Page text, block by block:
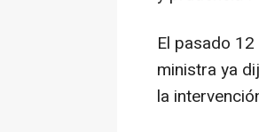
El pasado
ministra ya
la